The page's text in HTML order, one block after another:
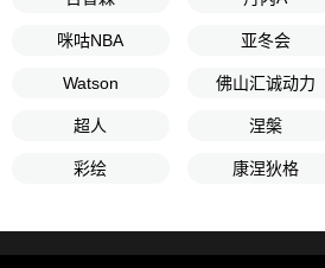
咪咕NBA 亚冬会
Watson 佛山汇诚动力
超人 涅槃
彩绘 康涅狄格